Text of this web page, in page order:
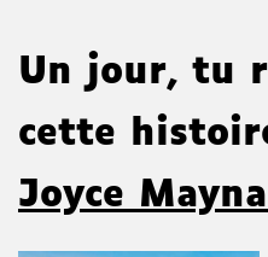
Un jour, tu
cette
Joyce